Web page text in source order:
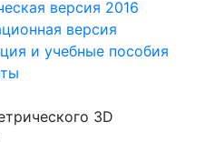
версия 2016
версия
и учебные пособия
3D